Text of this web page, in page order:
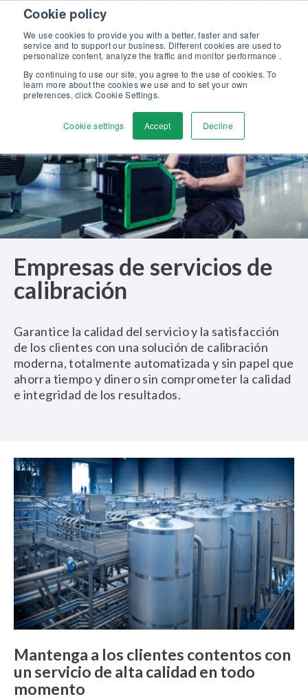
Cookie policy
We use cookies to provide you with a better, faster and safer
service and to support our business. Different cookies are used to
personalize content, analyze the traffic and monitor performance .
By continuing to use our site, you agree to the use of cookies. To
learn more about the cookies we use and to set your own
preferences, click Cookie Settings.
Cookie settings Accept Decline
Skip to content
Descubra nuestro nuevo catálogo Soluciones Beamex para la
Excelencia en Calibración >>
Contáctenos
Empresas de servicios de
calibración
Garantice la calidad del servicio y la satisfacción
de los clientes con una solución de calibración
moderna, totalmente automatizada y sin papel que
ahorra tiempo y dinero sin comprometer la calidad
e integridad de los resultados.
Mantenga a los clientes contentos con
un servicio de alta calidad en todo
momento